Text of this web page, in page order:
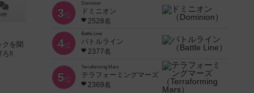
0件
を聞
ろ!!
3位
Dominion
ドミニオン
2528名
4位
Battle Line
バトルライン
2377名
5位
Terraforming Mars
テラフォーミングマーズ
2369名